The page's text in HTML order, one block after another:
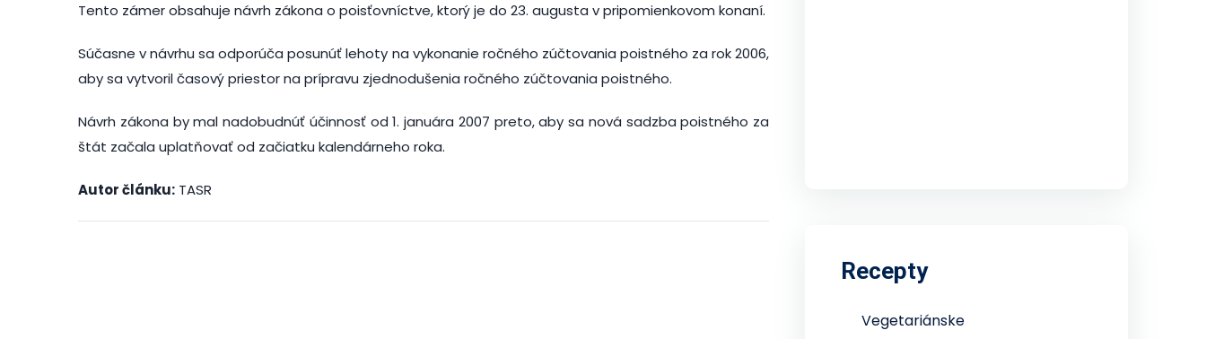
Tento zámer obsahuje návrh zákona o poisťovníctve, ktorý je do 23. augusta v pripomienkovom konaní.
Súčasne v návrhu sa odporúča posunúť lehoty na vykonanie ročného zúčtovania poistného za rok 2006,
aby sa vytvoril časový priestor na prípravu zjednodušenia ročného zúčtovania poistného.
Návrh zákona by mal nadobudnúť účinnosť od 1. januára 2007 preto, aby sa nová sadzba poistného za
štát začala uplatňovať od začiatku kalendárneho roka.
Autor článku: TASR
Recepty
Vegetariánske